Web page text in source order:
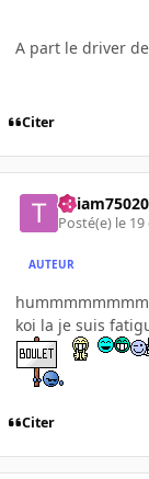
A part le driver
Citer
Thiam75020
Posté(e) le
AUTEUR
koi la je suis
Citer